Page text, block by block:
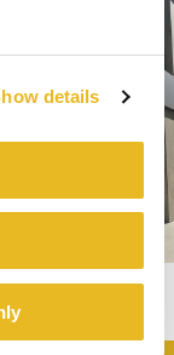
details